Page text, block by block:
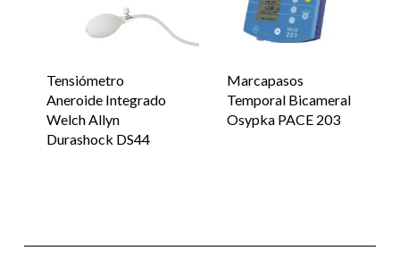
Tensiómetro
Aneroide Integrado
Welch Allyn
Durashock DS44
Marcapasos
Temporal Bicameral
Osypka PACE 203